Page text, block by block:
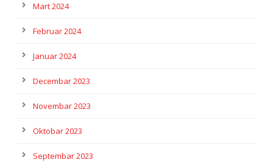
Mart 2024
Februar 2024
Januar 2024
Decembar 2023
Novembar 2023
Oktobar 2023
Septembar 2023